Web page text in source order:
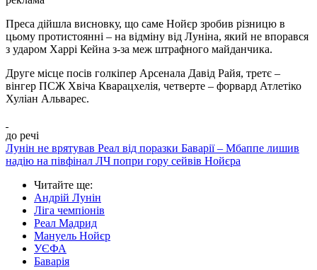
Преса дійшла висновку, що саме Нойєр зробив різницю в
цьому протистоянні – на відміну від Луніна, який не впорався
з ударом Харрі Кейна з-за меж штрафного майданчика.
Друге місце посів голкіпер Арсенала Давід Райя, третє –
вінгер ПСЖ Хвіча Кварацхелія, четверте – форвард Атлетіко
Хуліан Альварес.
до речі
Лунін не врятував Реал від поразки Баварії – Мбаппе лишив
надію на півфінал ЛЧ попри гору сейвів Нойєра
Читайте ще:
Андрій Лунін
Ліга чемпіонів
Реал Мадрид
Мануель Нойєр
УЄФА
Баварія